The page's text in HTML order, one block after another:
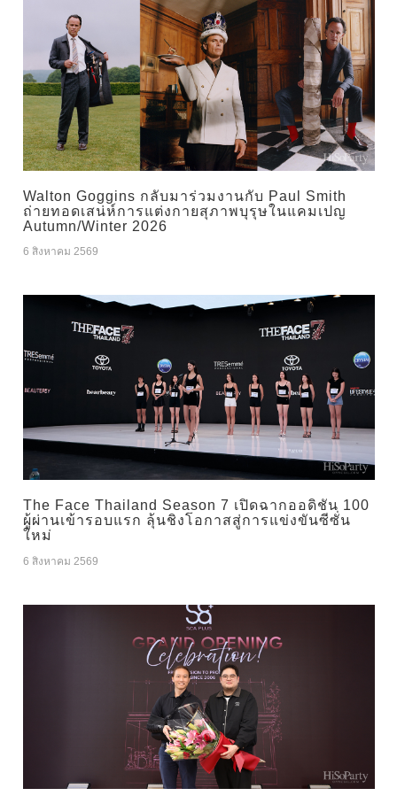
Walton Goggins กลับมาร่วมงานกับ Paul Smith
ถ่ายทอดเสน่ห์การแต่งกายสุภาพบุรุษในแคมเปญ
Autumn/Winter 2026
6 สิงหาคม 2569
The Face Thailand Season 7 เปิดฉากออดิชัน 100
ผู้ผ่านเข้ารอบแรก ลุ้นชิงโอกาสสู่การแข่งขันซีซั่น
ใหม่
6 สิงหาคม 2569